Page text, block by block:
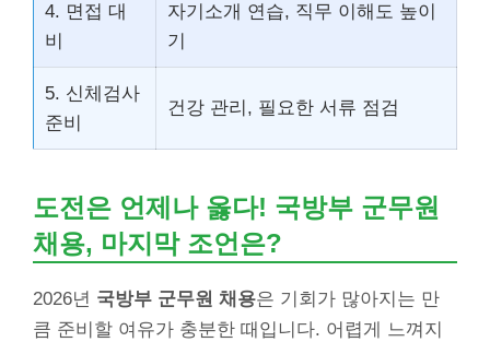
4. 면접 대
비
자기소개 연습, 직무 이해도 높이
기
5. 신체검사
준비
건강 관리, 필요한 서류 점검
도전은 언제나 옳다! 국방부 군무원
채용, 마지막 조언은?
2026년 국방부 군무원 채용은 기회가 많아지는 만
큼 준비할 여유가 충분한 때입니다. 어렵게 느껴지